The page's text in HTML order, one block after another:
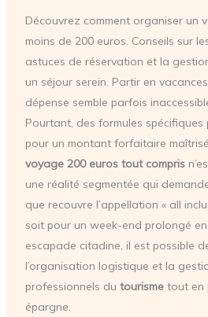
Découvrez comment organiser un
moins de 200 euros. Conseils sur
astuces de réservation et la
un séjour serein. Partir en
dépense semble parfois
Pourtant, des formules spécifiques
pour un montant forfaitaire
voyage 200 euros tout compris
une réalité segmentée qui
que recouvre l’appellation « all
soit pour un week-end prolongé
escapade citadine, il est possible
l’organisation logistique et la
professionnels du tourismetout en
épargne.